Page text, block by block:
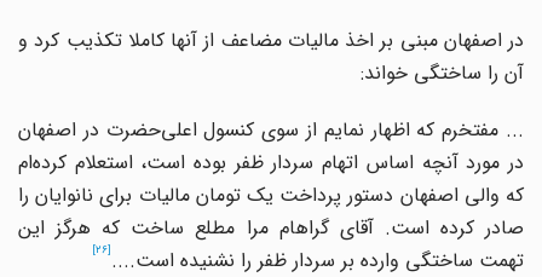
در اصفهان مبنی بر اخذ مالیات مضاعف از آنها کاملا تکذیب کرد و
آن را ساختگی خواند:
... مفتخرم که اظهار نمایم از سوی کنسول اعلیحضرت در اصفهان
در مورد آنچه اساس اتهام سردار ظفر بوده است، استعلام کردهام
که والی اصفهان دستور پرداخت یک تومان مالیات برای نانوایان را
صادر کرده است. آقای گراهام مرا مطلع ساخت که هرگز این
تهمت ساختگی وارده بر سردار ظفر را نشنیده است....